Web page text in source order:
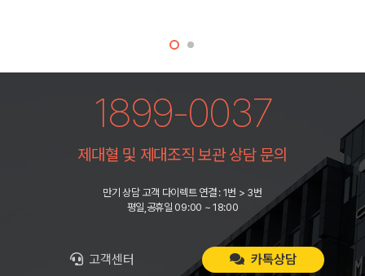
1899-0037
제대혈 및 제대조직 보관 상담 문의
만기 상담 고객 다이렉트 연결 : 1번 > 3번
평일,공휴일 09:00 ~ 18:00
고객센터 카톡상담